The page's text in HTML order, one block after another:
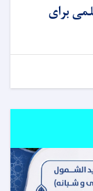
برای